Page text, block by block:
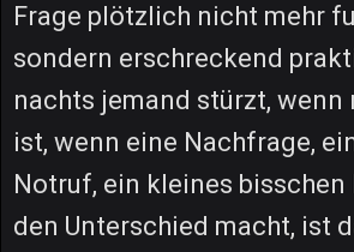
Frage plötzlich nicht mehr
sondern erschreckend
nachts jemand stürzt, wenn
ist, wenn eine Nachfrage,
Notruf, ein kleines
den Unterschied macht, ist